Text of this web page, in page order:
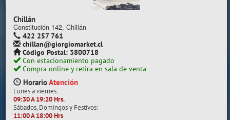
Chillán
Constitución 142, Chillán
422 257 761
chillan@giorgiomarket.cl
Código Postal: 3800718
Con estacionamiento pagado
Compra online y retira en sala de venta
HorarioAtención
Lunes a viernes:
09:30 A 19:20 Hrs.
Sábados, Domingos y Festivos:
11:00 A 18:00 Hrs